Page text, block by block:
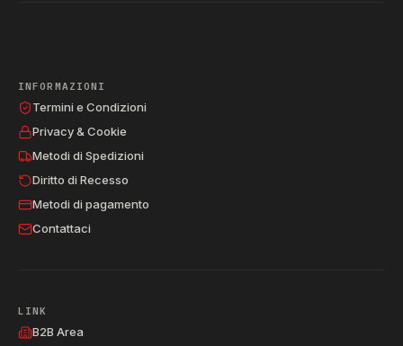
INFORMAZIONI
Termini e Condizioni
Privacy & Cookie
Metodi di Spedizioni
Diritto di Recesso
Metodi di pagamento
Contattaci
LINK
B2B Area